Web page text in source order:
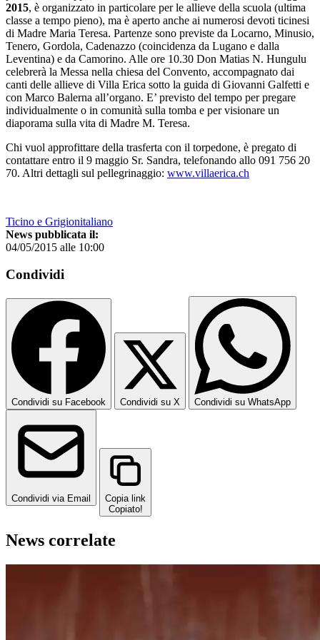
2015, è organizzato in particolare per le allieve della scuola (ultima
classe a tempo pieno), ma è aperto anche ai numerosi devoti ticinesi
di Madre Maria Teresa. Partenze sono previste da Locarno, Minusio,
Tenero, Gordola, Cadenazzo (coincidenza da Lugano e dalla
Leventina) e da Camorino. Alle ore 10.30 Don Matias N. Hungulu
celebrerà la Messa nella chiesa del Convento, accompagnato dai
canti delle allieve di Villa Erica sotto la guida di Giovanni Galfetti e
con Marco Balerna all’organo. E’ previsto del tempo per pregare
individualmente o in comunità sulla tomba e per visionare un
diaporama sulla vita di Madre M. Teresa.
Chi vuol approfittare della trasferta con il torpedone, è pregato di
contattare entro il 9 maggio Sr. Sandra, telefonando allo 091 756 20
70. Altri dettagli sul pellegrinaggio: www.villaerica.ch
Ticino e Grigionitaliano
News pubblicata il:
04/05/2015 alle 10:00
Condividi
Condividi su Facebook Condividi su X Condividi su WhatsApp
Condividi via Email
Copia link
Copiato!
News correlate